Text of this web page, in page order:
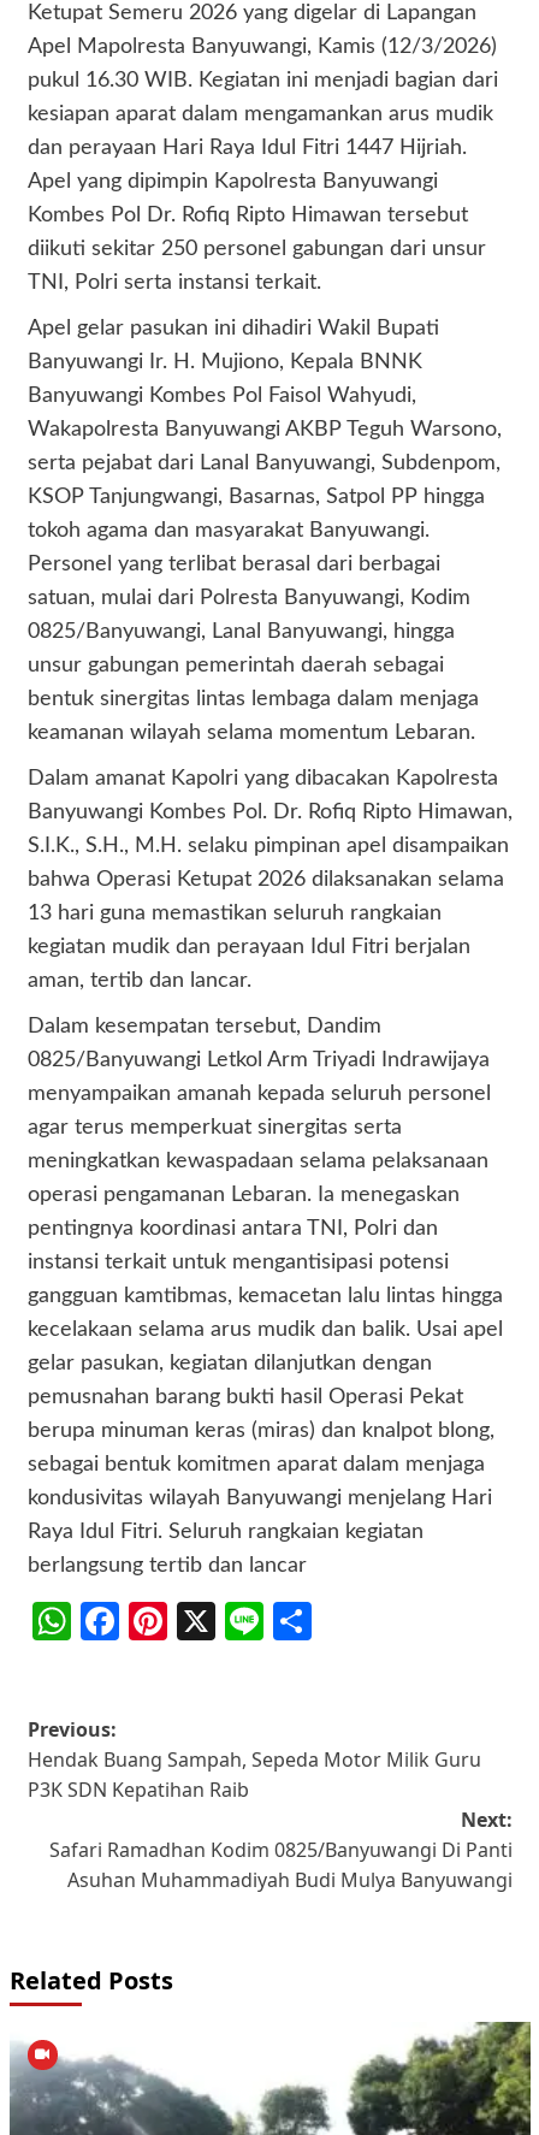
Ketupat Semeru 2026 yang digelar di Lapangan
Apel Mapolresta Banyuwangi, Kamis (12/3/2026)
pukul 16.30 WIB. Kegiatan ini menjadi bagian dari
kesiapan aparat dalam mengamankan arus mudik
dan perayaan Hari Raya Idul Fitri 1447 Hijriah.
Apel yang dipimpin Kapolresta Banyuwangi
Kombes Pol Dr. Rofiq Ripto Himawan tersebut
diikuti sekitar 250 personel gabungan dari unsur
TNI, Polri serta instansi terkait.
Apel gelar pasukan ini dihadiri Wakil Bupati
Banyuwangi Ir. H. Mujiono, Kepala BNNK
Banyuwangi Kombes Pol Faisol Wahyudi,
Wakapolresta Banyuwangi AKBP Teguh Warsono,
serta pejabat dari Lanal Banyuwangi, Subdenpom,
KSOP Tanjungwangi, Basarnas, Satpol PP hingga
tokoh agama dan masyarakat Banyuwangi.
Personel yang terlibat berasal dari berbagai
satuan, mulai dari Polresta Banyuwangi, Kodim
0825/Banyuwangi, Lanal Banyuwangi, hingga
unsur gabungan pemerintah daerah sebagai
bentuk sinergitas lintas lembaga dalam menjaga
keamanan wilayah selama momentum Lebaran.
Dalam amanat Kapolri yang dibacakan Kapolresta
Banyuwangi Kombes Pol. Dr. Rofiq Ripto Himawan,
S.I.K., S.H., M.H. selaku pimpinan apel disampaikan
bahwa Operasi Ketupat 2026 dilaksanakan selama
13 hari guna memastikan seluruh rangkaian
kegiatan mudik dan perayaan Idul Fitri berjalan
aman, tertib dan lancar.
Dalam kesempatan tersebut, Dandim
0825/Banyuwangi Letkol Arm Triyadi Indrawijaya
menyampaikan amanah kepada seluruh personel
agar terus memperkuat sinergitas serta
meningkatkan kewaspadaan selama pelaksanaan
operasi pengamanan Lebaran. Ia menegaskan
pentingnya koordinasi antara TNI, Polri dan
instansi terkait untuk mengantisipasi potensi
gangguan kamtibmas, kemacetan lalu lintas hingga
kecelakaan selama arus mudik dan balik. Usai apel
gelar pasukan, kegiatan dilanjutkan dengan
pemusnahan barang bukti hasil Operasi Pekat
berupa minuman keras (miras) dan knalpot blong,
sebagai bentuk komitmen aparat dalam menjaga
kondusivitas wilayah Banyuwangi menjelang Hari
Raya Idul Fitri. Seluruh rangkaian kegiatan
berlangsung tertib dan lancar
WhatsApp
Facebook
Pinterest
X Line
Post
navigation
Previous:
Hendak Buang Sampah, Sepeda Motor Milik Guru
P3K SDN Kepatihan Raib
Next:
Safari Ramadhan Kodim 0825/Banyuwangi Di Panti
Asuhan Muhammadiyah Budi Mulya Banyuwangi
Related Posts